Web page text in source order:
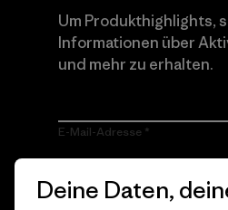
Um Produkthighlights,
Informationen über
und mehr zu erhalten.
E-Mail-Adresse
Durch Klicken auf die Anmelden
einverstanden, dass Patagonia
Deine Daten,